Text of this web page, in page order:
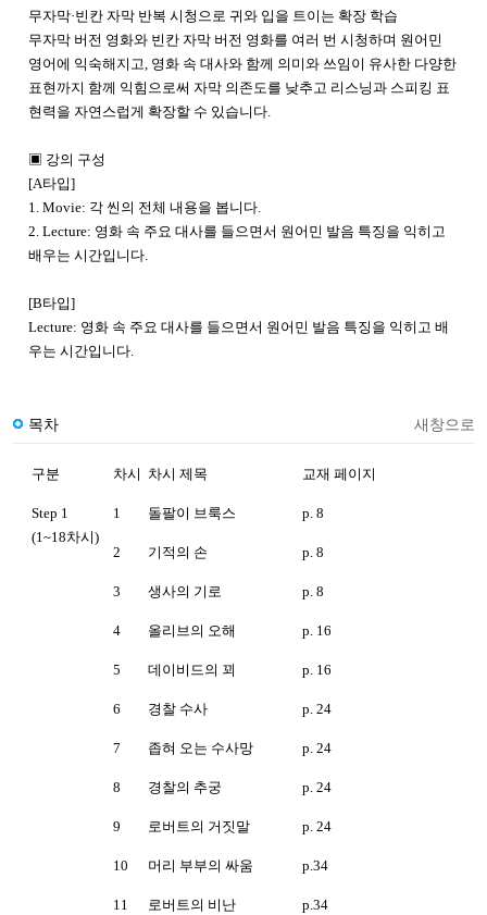
무자막·빈칸 자막 반복 시청으로 귀와 입을 트이는 확장 학습
무자막 버전 영화와 빈칸 자막 버전 영화를 여러 번 시청하며 원어민
영어에 익숙해지고, 영화 속 대사와 함께 의미와 쓰임이 유사한 다양한
표현까지 함께 익힘으로써 자막 의존도를 낮추고 리스닝과 스피킹 표
현력을 자연스럽게 확장할 수 있습니다.
▣ 강의 구성
[A타입]
1. Movie: 각 씬의 전체 내용을 봅니다.
2. Lecture: 영화 속 주요 대사를 들으면서 원어민 발음 특징을 익히고
배우는 시간입니다.
[B타입]
Lecture: 영화 속 주요 대사를 들으면서 원어민 발음 특징을 익히고 배
우는 시간입니다.
목차 새창으로
구분 차시 차시 제목 교재 페이지
Step 1
(1~18차시)
1 돌팔이 브룩스 p. 8
2 기적의 손 p. 8
3 생사의 기로 p. 8
4 올리브의 오해 p. 16
5 데이비드의 꾀 p. 16
6 경찰 수사 p. 24
7 좁혀 오는 수사망 p. 24
8 경찰의 추궁 p. 24
9 로버트의 거짓말 p. 24
10 머리 부부의 싸움 p.34
11 로버트의 비난 p.34